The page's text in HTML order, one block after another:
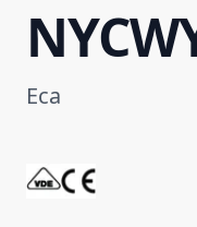
Eca